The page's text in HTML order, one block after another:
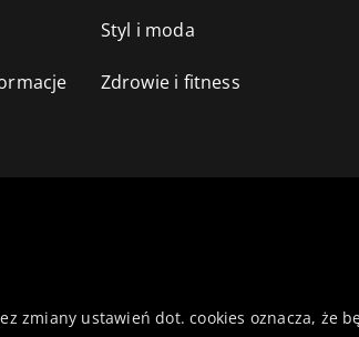
Styl i moda
Zdrowie i fitness
zmiany ustawień dot. cookies oznacza, że